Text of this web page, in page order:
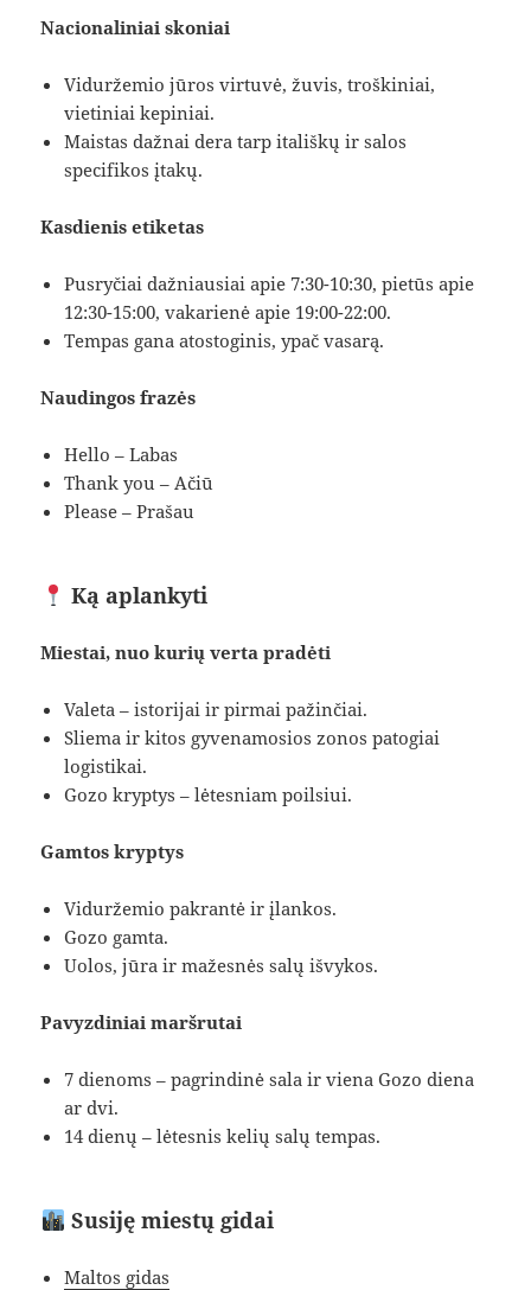
Nacionaliniai skoniai
Viduržemio jūros virtuvė, žuvis, troškiniai,
vietiniai kepiniai.
Maistas dažnai dera tarp itališkų ir salos
specifikos įtakų.
Kasdienis etiketas
Pusryčiai dažniausiai apie 7:30-10:30, pietūs apie
12:30-15:00, vakarienė apie 19:00-22:00.
Tempas gana atostoginis, ypač vasarą.
Naudingos frazės
Hello – Labas
Thank you – Ačiū
Please – Prašau
Ką aplankyti
Miestai, nuo kurių verta pradėti
Valeta – istorijai ir pirmai pažinčiai.
Sliema ir kitos gyvenamosios zonos patogiai
logistikai.
Gozo kryptys – lėtesniam poilsiui.
Gamtos kryptys
Viduržemio pakrantė ir įlankos.
Gozo gamta.
Uolos, jūra ir mažesnės salų išvykos.
Pavyzdiniai maršrutai
7 dienoms – pagrindinė sala ir viena Gozo diena
ar dvi.
14 dienų – lėtesnis kelių salų tempas.
Susiję miestų gidai
Maltos gidas